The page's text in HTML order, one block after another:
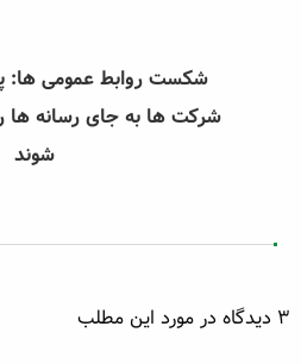
شکست روابط عمومی ها:
شرکت ها به جای رسانه ها
شوند
3 دیدگاه در مورد این مطلب